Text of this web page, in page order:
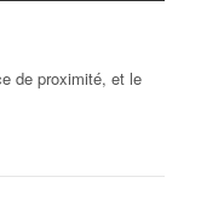
de proximité, et le